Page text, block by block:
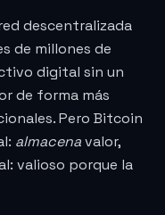
descentralizada
de millones de
digital sin un
de forma más
Pero Bitcoin
almacenavalor,
valioso porque la